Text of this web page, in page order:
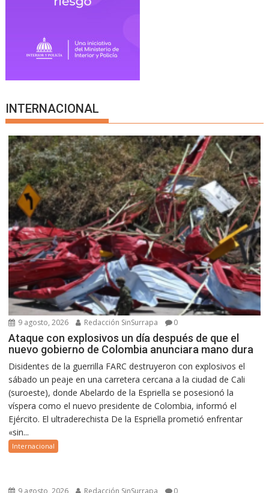
INTERNACIONAL
9 agosto, 2026 Redacción SinSurrapa 0
Ataque con explosivos un día después de que el
nuevo gobierno de Colombia anunciara mano dura
Disidentes de la guerrilla FARC destruyeron con explosivos el
sábado un peaje en una carretera cercana a la ciudad de Cali
(suroeste), donde Abelardo de la Espriella se posesionó la
víspera como el nuevo presidente de Colombia, informó el
Ejército. El ultraderechista De la Espriella prometió enfrentar
«sin...
Internacional
9 agosto, 2026 Redacción SinSurrapa 0